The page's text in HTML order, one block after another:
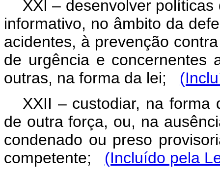
XXI – desenvolver
informativo, no âmbito da
acidentes, à prevenção
de urgência e concernentes
outras, na forma da lei;
XXII – custodiar, na
de outra força, ou, na
condenado ou preso
competente;
(Incluído pela